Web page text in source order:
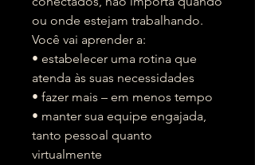
ou onde estejam trabalhando.
Você vai aprender a:
• estabelecer uma rotina que
atenda às suas necessidades
• fazer mais – em menos tempo
• manter sua equipe engajada,
tanto pessoal quanto
virtualmente